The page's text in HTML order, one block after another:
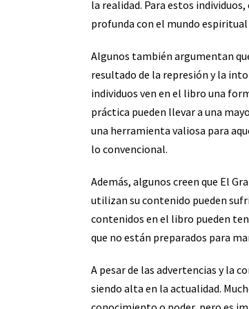
la realidad. Para estos
profunda con el mundo
Algunos también argumentan
resultado de la represión y la
individuos ven en el libro una
práctica pueden llevar a una
una herramienta valiosa para
lo convencional.
Además, algunos creen que El
utilizan su contenido pueden
contenidos en el libro pueden
que no están preparados para
A pesar de las advertencias y la
siendo alta en la actualidad.